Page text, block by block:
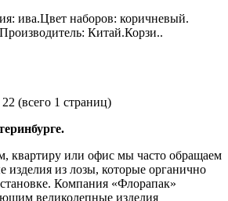
ива.Цвет наборов: коричневый.
Китай.Корзи..
(всего 1 страниц)
квартиру или офис мы часто обращаем
изделия из лозы, которые органично
Компания «Флорапак»
великолепные изделия